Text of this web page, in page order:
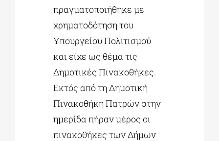
πραγματοποιήθηκε με
χρηματοδότηση του
Υπουργείου Πολιτισμού
και είχε ως θέμα τις
Δημοτικές Πινακοθήκες.
Εκτός από τη Δημοτική
Πινακοθήκη Πατρών στην
ημερίδα πήραν μέρος οι
πινακοθήκες των Δήμων